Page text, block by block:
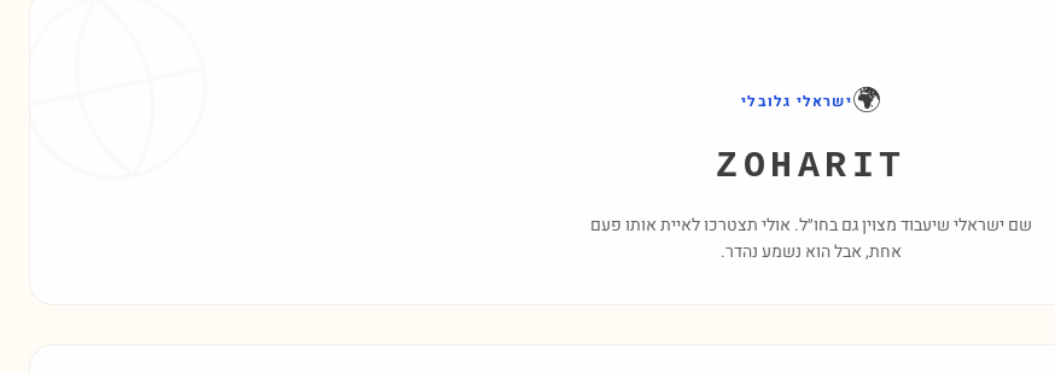
🌍ישראלי גלובלי
ZOHARIT
שם ישראלי שיעבוד מצוין גם בחו״ל. אולי תצטרכו לאיית אותו פעם
אחת, אבל הוא נשמע נהדר.